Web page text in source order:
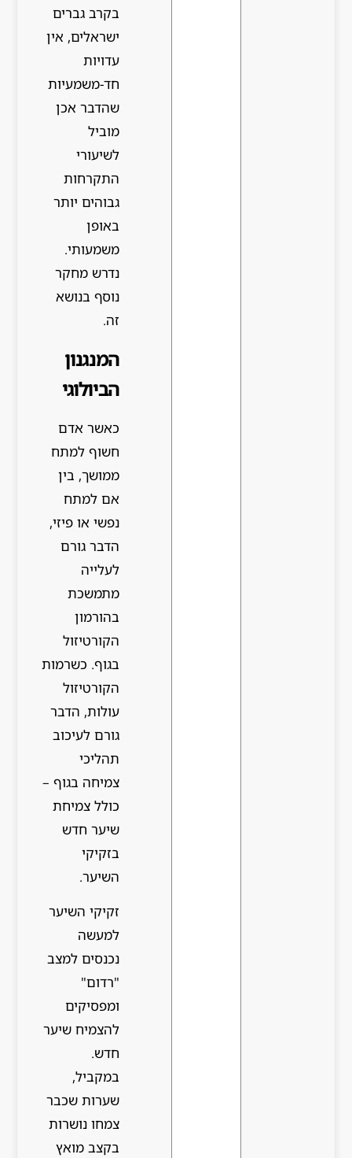
בקרב גברים
ישראלים, אין
עדויות
חד-משמעיות
שהדבר אכן
מוביל
לשיעורי
התקרחות
גבוהים יותר
באופן
משמעותי.
נדרש מחקר
נוסף בנושא
זה.
המנגנון
הביולוגי
כאשר אדם
חשוף למתח
ממושך, בין
אם למתח
נפשי או פיזי,
הדבר גורם
לעלייה
מתמשכת
בהורמון
הקורטיזול
בגוף. כשרמות
הקורטיזול
עולות, הדבר
גורם לעיכוב
תהליכי
צמיחה בגוף –
כולל צמיחת
שיער חדש
בזקיקי
השיער.
זקיקי השיער
למעשה
נכנסים למצב
"רדום"
ומפסיקים
להצמיח שיער
חדש.
במקביל,
שערות שכבר
צמחו נושרות
בקצב מואץ